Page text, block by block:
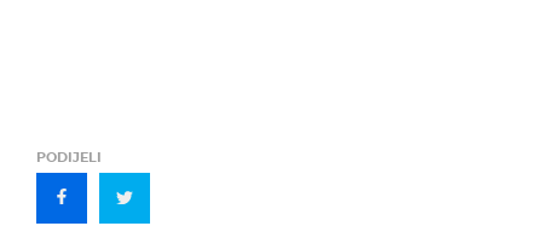
PODIJELI